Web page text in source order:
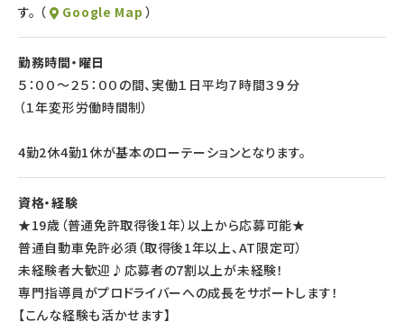
※ポジティブアクション 女性専用求人※
す。 （
Google Map ）
勤務時間・曜日
５：００～２５：００の間、実働１日平均７時間３９分
（１年変形労働時間制）
4勤2休4勤1休が基本のローテーションとなります。
資格・経験
★19歳（普通免許取得後1年）以上から応募可能★
普通自動車免許必須（取得後1年以上、AT限定可）
未経験者大歓迎♪応募者の7割以上が未経験！
専門指導員がプロドライバーへの成長をサポートします！
【こんな経験も活かせます】